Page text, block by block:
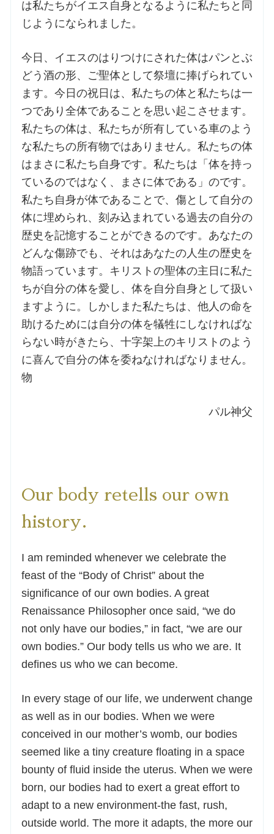
は私たちがイエス自身となるように私たちと同
じようになられました。
今日、イエスのはりつけにされた体はパンとぶ
どう酒の形、ご聖体として祭壇に捧げられてい
ます。今日の祝日は、私たちの体と私たちは一
つであり全体であることを思い起こさせます。
私たちの体は、私たちが所有している車のよう
な私たちの所有物ではありません。私たちの体
はまさに私たち自身です。私たちは「体を持っ
ているのではなく、まさに体である」のです。
私たち自身が体であることで、傷として自分の
体に埋められ、刻み込まれている過去の自分の
歴史を記憶することができるのです。あなたの
どんな傷跡でも、それはあなたの人生の歴史を
物語っています。キリストの聖体の主日に私た
ちが自分の体を愛し、体を自分自身として扱い
ますように。しかしまた私たちは、他人の命を
助けるためには自分の体を犠牲にしなければな
らない時がきたら、十字架上のキリストのよう
に喜んで自分の体を委ねなければなりません。
物
パル神父
Our body retells our own
history.
I am reminded whenever we celebrate the
feast of the “Body of Christ” about the
significance of our own bodies. A great
Renaissance Philosopher once said, “we do
not only have our bodies,” in fact, “we are our
own bodies.” Our body tells us who we are. It
defines us who we can become.
In every stage of our life, we underwent change
as well as in our bodies. When we were
conceived in our mother’s womb, our bodies
seemed like a tiny creature floating in a space
bounty of fluid inside the uterus. When we were
born, our bodies had to exert a great effort to
adapt to a new environment-the fast, rush,
outside world. The more it adapts, the more our